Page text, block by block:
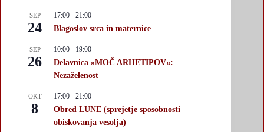
SEP
24
17:00 - 21:00
Blagoslov srca in maternice
SEP
26
10:00 - 19:00
Delavnica »MOČ ARHETIPOV«:
Nezaželenost
OKT
8
17:00 - 21:00
Obred LUNE (sprejetje sposobnosti
obiskovanja vesolja)